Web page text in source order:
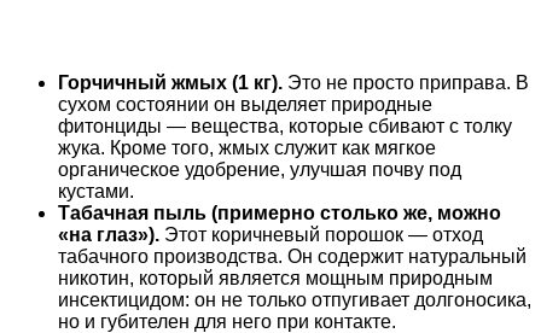
Горчичный жмых (1 кг). Это не просто приправа. В
сухом состоянии он выделяет природные
фитонциды — вещества, которые сбивают с толку
жука. Кроме того, жмых служит как мягкое
органическое удобрение, улучшая почву под
кустами.
Табачная пыль (примерно столько же, можно
«на глаз»). Этот коричневый порошок — отход
табачного производства. Он содержит натуральный
никотин, который является мощным природным
инсектицидом: он не только отпугивает долгоносика,
но и губителен для него при контакте.